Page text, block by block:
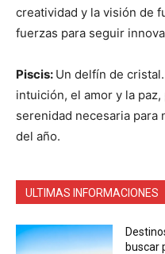
creatividad y la visión de
fuerzas para seguir
Piscis: Un delfín de
intuición, el amor y la
serenidad necesaria para
del año.
ULTIMAS INFORMACIONES
buscar